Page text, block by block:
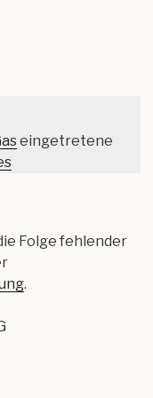
eingetretene
Folge fehlender
.